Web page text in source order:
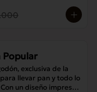
Popular
exclusiva de la
llevar pan y todo lo
un diseño impreso